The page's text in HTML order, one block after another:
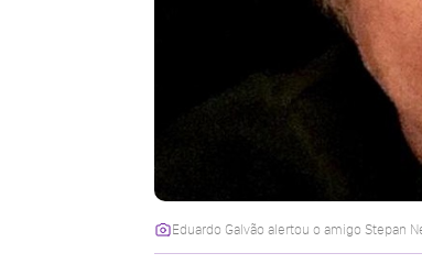
Eduardo Galvão alertou o amigo Stepan